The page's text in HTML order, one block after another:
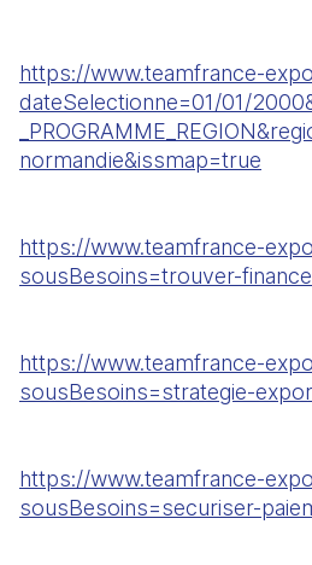
https://www.teamfrance-
dateSelectionne=01/01/
normandie&issmap=true
https://www.teamfrance-
sousBesoins=trouver-
https://www.teamfrance-
sousBesoins=strategie-
https://www.teamfrance-
sousBesoins=securiser-